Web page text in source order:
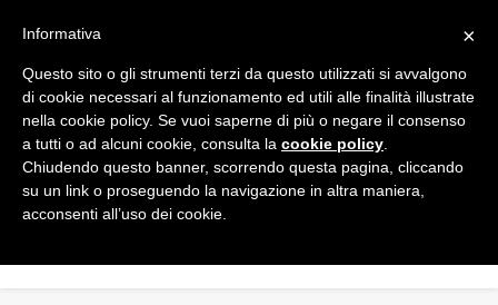
×
Informativa
Questo sito o gli strumenti terzi da questo utilizzati si avvalgono
di cookie necessari al funzionamento ed utili alle finalità illustrate
nella cookie policy. Se vuoi saperne di più o negare il consenso
a tutti o ad alcuni cookie, consulta la cookie policy
Chiudendo questo banner, scorrendo questa pagina, cliccando
su un link o proseguendo la navigazione in altra maniera,
acconsenti all’uso dei cookie.